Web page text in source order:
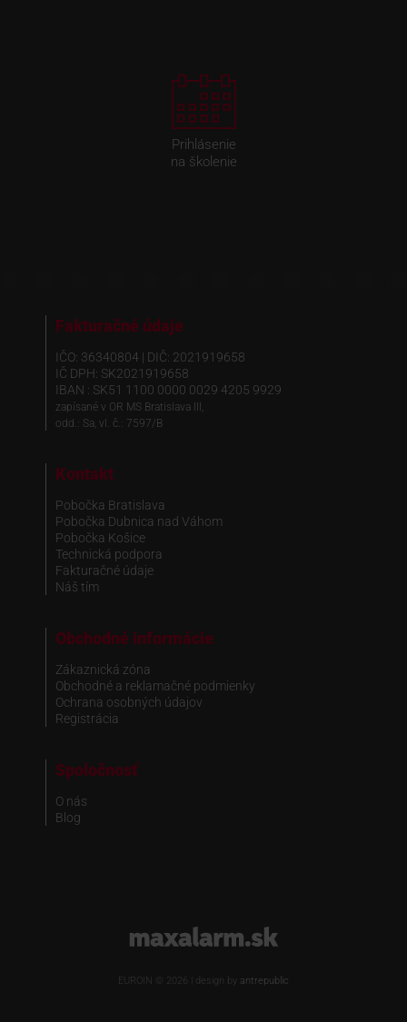
Prihlásenie
na školenie
Fakturačné údaje
IČO: 36340804 | DIČ: 2021919658
IČ DPH: SK2021919658
IBAN : SK51 1100 0000 0029 4205 9929
zapísané v OR MS Bratislava III,
odd.: Sa, vl. č.: 7597/B
Kontakt
Pobočka Bratislava
Pobočka Dubnica nad Váhom
Pobočka Košice
Technická podpora
Fakturačné údaje
Náš tím
Obchodné informácie
Zákaznická zóna
Obchodné a reklamačné podmienky
Ochrana osobných údajov
Registrácia
Spoločnosť
O nás
Blog
www.maxalarm.sk
EUROIN © 2026 | design by antrepublic